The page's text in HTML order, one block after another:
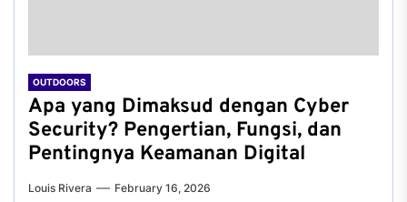
OUTDOORS
Apa yang Dimaksud dengan Cyber
Security? Pengertian, Fungsi, dan
Pentingnya Keamanan Digital
Louis Rivera February 16, 2026